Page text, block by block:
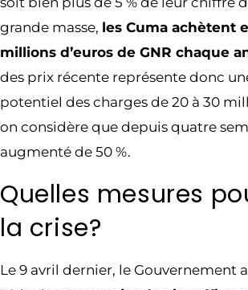
grande masse, les Cuma achètent
millions d’euros de GNR chaque
des prix récente représente donc
potentiel des charges de 20 à 30
on considère que depuis quatre
augmenté de 50 %.
Quelles mesures
la crise?
Le 9 avril dernier, le Gouvernement